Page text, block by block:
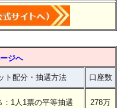
ジへ
ト配分・抽選方法 口座数
：1人1票の平等抽選 278万